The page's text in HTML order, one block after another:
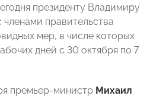
президенту Владимиру
правительства
мер, в числе которых
дней с 30 октября по 7
премьер-министр Михаил